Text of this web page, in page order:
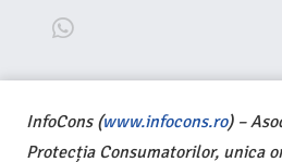
InfoCons (www.infocons.ro) –
Protecția Consumatorilor, unica